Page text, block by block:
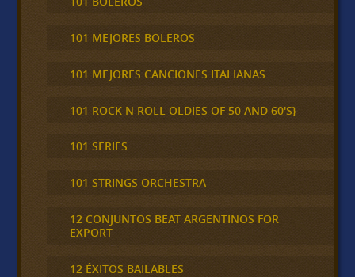
101 MEJORES BOLEROS
101 MEJORES CANCIONES ITALIANAS
101 ROCK N ROLL OLDIES OF 50 AND 60'S}
101 SERIES
101 STRINGS ORCHESTRA
12 CONJUNTOS BEAT ARGENTINOS FOR
EXPORT
12 ÉXITOS BAILABLES